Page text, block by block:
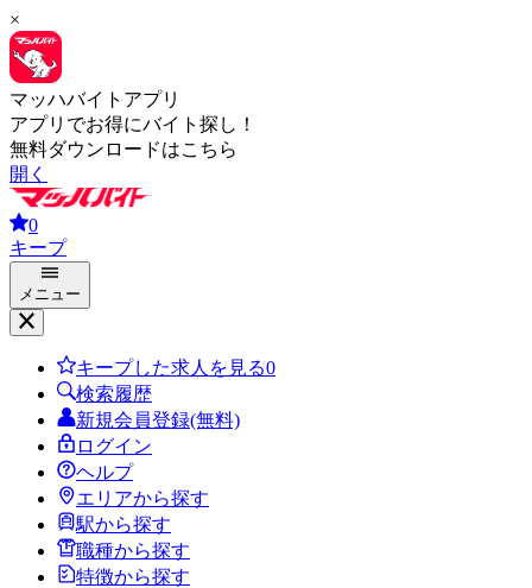
×
マッハバイトアプリ
アプリでお得にバイト探し！
無料ダウンロードはこちら
開く
0
キープ
メニュー
キープした求人を見る0
検索履歴
新規会員登録(無料)
ログイン
ヘルプ
エリアから探す
駅から探す
職種から探す
特徴から探す